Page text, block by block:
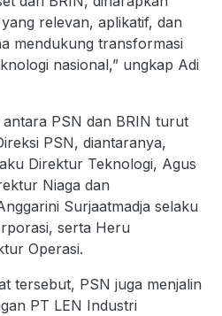
relevan, aplikatif, dan
mendukung transformasi
nasional,” ungkap Adi
PSN dan BRIN turut
PSN, diantaranya,
Direktur Teknologi, Agus
Niaga dan
Surjaatmadja selaku
serta Heru
Operasi.
tersebut, PSN juga menjalin
PT LEN Industri